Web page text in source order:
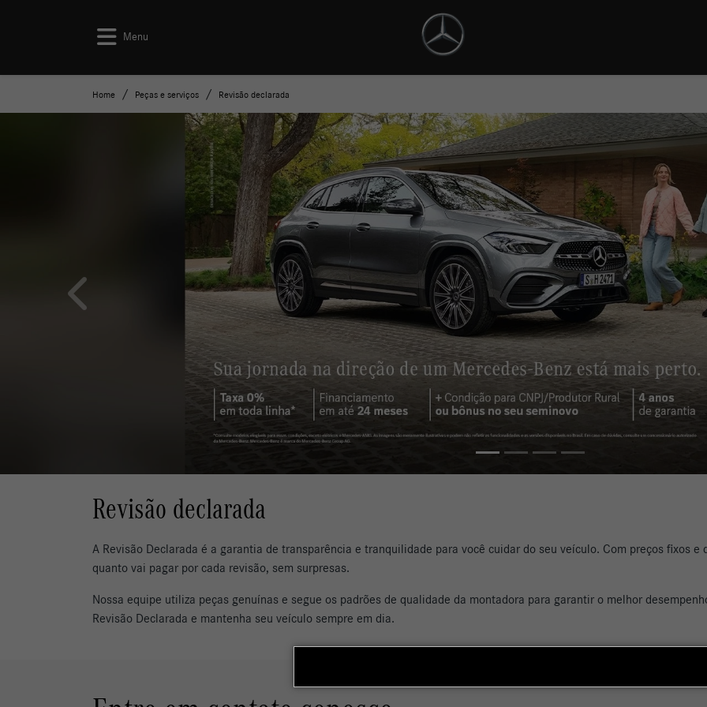
Menu
Home Peças e serviços Revisão declarada
templates.template-01.components.carousel.texts.control_prev
Revisão declarada
A Revisão Declarada é a garantia de transparência e tranquilidade para você cuidar do seu veículo. Com preços fixos
quanto vai pagar por cada revisão, sem surpresas.
Nossa equipe utiliza peças genuínas e segue os padrões de qualidade da montadora para garantir o melhor
Revisão Declarada e mantenha seu veículo sempre em dia.